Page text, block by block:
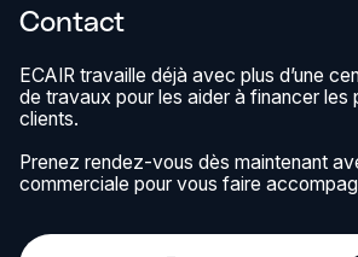
Contact
ECAIR travaille déjà avec plus d’une
de travaux pour les aider à financer les
clients.
Prenez rendez-vous dès maintenant
commerciale pour vous faire